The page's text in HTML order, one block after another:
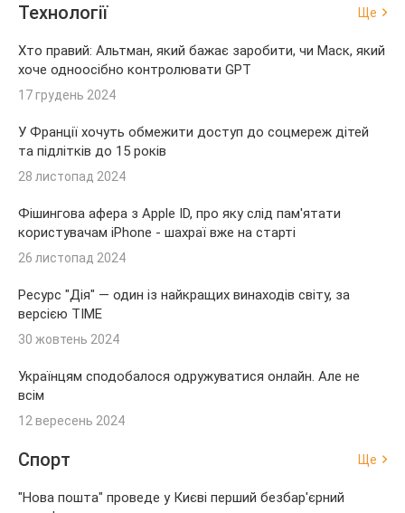
Технології Ще
Хто правий: Альтман, який бажає заробити, чи Маск, який
хоче одноосібно контролювати GPT
17 грудень 2024
У Франції хочуть обмежити доступ до соцмереж дітей
та підлітків до 15 років
28 листопад 2024
Фішингова афера з Apple ID, про яку слід пам'ятати
користувачам iPhone - шахраї вже на старті
26 листопад 2024
Ресурс "Дія" — один із найкращих винаходів світу, за
версією TIME
30 жовтень 2024
Українцям сподобалося одружуватися онлайн. Але не
всім
12 вересень 2024
Спорт Ще
"Нова пошта" проведе у Києві перший безбар'єрний